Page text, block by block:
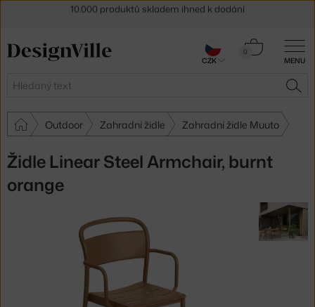
MENU
Hledat
0
Košík
Outdoor Zahradní židle Zahradní židle Muuto
Židle Linear Steel Armchair, burnt
orange
30 dní na vrácení zboží
CZK